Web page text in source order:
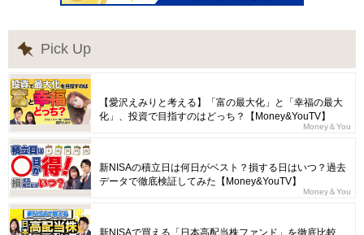
Pick Up
【愛沢えみりと考える】「富の最大化」と「幸福の最大
化」、投資で目指すのはどっち？【Money&YouTV】
Money＆You
新NISAの積立日は何日がベスト？損する日はいつ？過去
データで徹底検証してみた【Money&YouTV】
Money＆You